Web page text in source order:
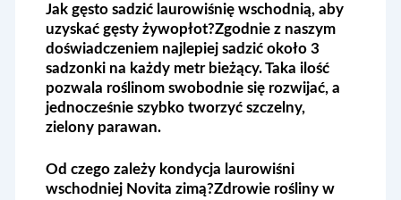
Jak gęsto sadzić laurowiśnię wschodnią, aby
uzyskać gęsty żywopłot?Zgodnie z naszym
doświadczeniem najlepiej sadzić około 3
sadzonki na każdy metr bieżący. Taka ilość
pozwala roślinom swobodnie się rozwijać, a
jednocześnie szybko tworzyć szczelny,
zielony parawan.
Od czego zależy kondycja laurowiśni
wschodniej Novita zimą?Zdrowie rośliny w